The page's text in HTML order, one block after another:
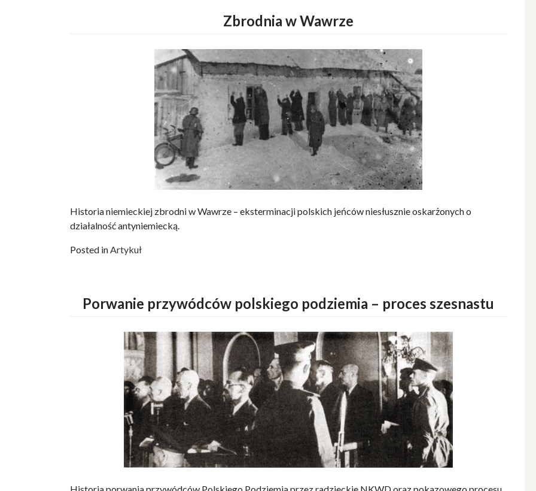
Zbrodnia w Wawrze
Historia niemieckiej zbrodni w Wawrze – eksterminacji polskich jeńców niesłusznie oskarżonych o
działalność antyniemiecką.
Posted inArtykuł
Porwanie przywódców polskiego podziemia – proces szesnastu